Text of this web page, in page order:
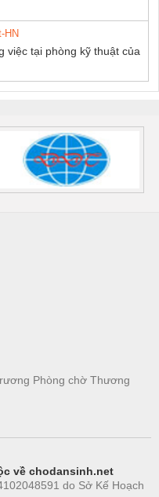
HN
việc tại phòng kỹ thuật của
Phòng chờ Thương
về chodansinh.net
do Sở Kế Hoạch